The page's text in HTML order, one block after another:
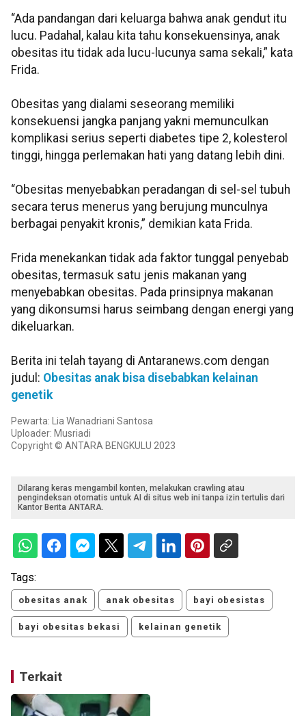
“Ada pandangan dari keluarga bahwa anak gendut itu
lucu. Padahal, kalau kita tahu konsekuensinya, anak
obesitas itu tidak ada lucu-lucunya sama sekali,” kata
Frida.
Obesitas yang dialami seseorang memiliki
konsekuensi jangka panjang yakni memunculkan
komplikasi serius seperti diabetes tipe 2, kolesterol
tinggi, hingga perlemakan hati yang datang lebih dini.
“Obesitas menyebabkan peradangan di sel-sel tubuh
secara terus menerus yang berujung munculnya
berbagai penyakit kronis,” demikian kata Frida.
Frida menekankan tidak ada faktor tunggal penyebab
obesitas, termasuk satu jenis makanan yang
menyebabkan obesitas. Pada prinsipnya makanan
yang dikonsumsi harus seimbang dengan energi yang
dikeluarkan.
Berita ini telah tayang di Antaranews.com dengan
judul: Obesitas anak bisa disebabkan kelainan
genetik
Pewarta: Lia Wanadriani Santosa
Uploader: Musriadi
Copyright © ANTARA BENGKULU 2023
Dilarang keras mengambil konten, melakukan crawling atau
pengindeksan otomatis untuk AI di situs web ini tanpa izin tertulis dari
Kantor Berita ANTARA.
Tags:
obesitas anak anak obesitas bayi obesistas
bayi obesitas bekasi kelainan genetik
Terkait